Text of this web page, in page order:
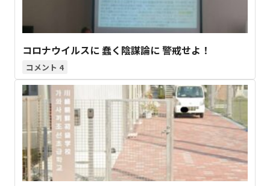
コロナウイルスに 蠢く陰謀論に 警戒せよ！
4